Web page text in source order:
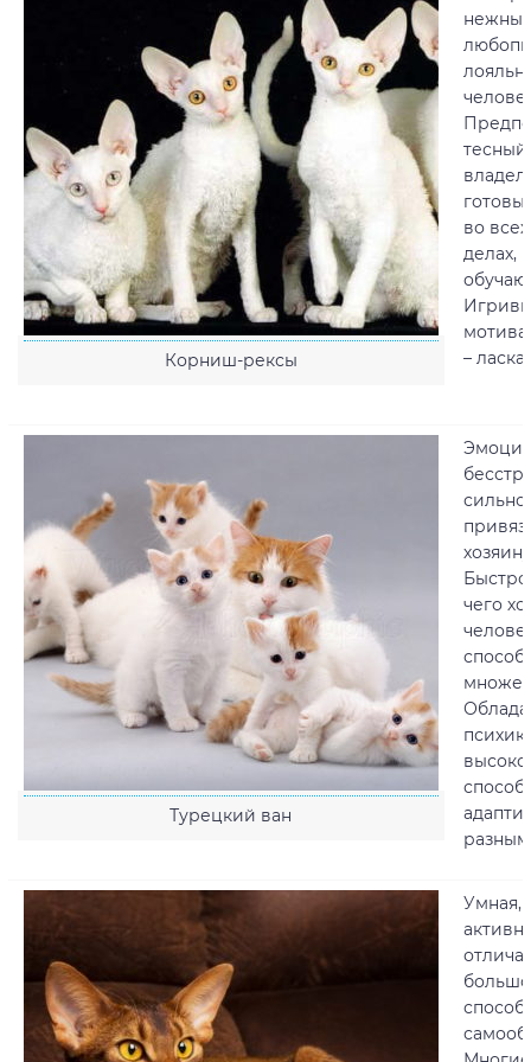
Корниш-рексы
тесный
готовы
во
делах,
– ласка
Турецкий ван
сильно
чего
Умная,